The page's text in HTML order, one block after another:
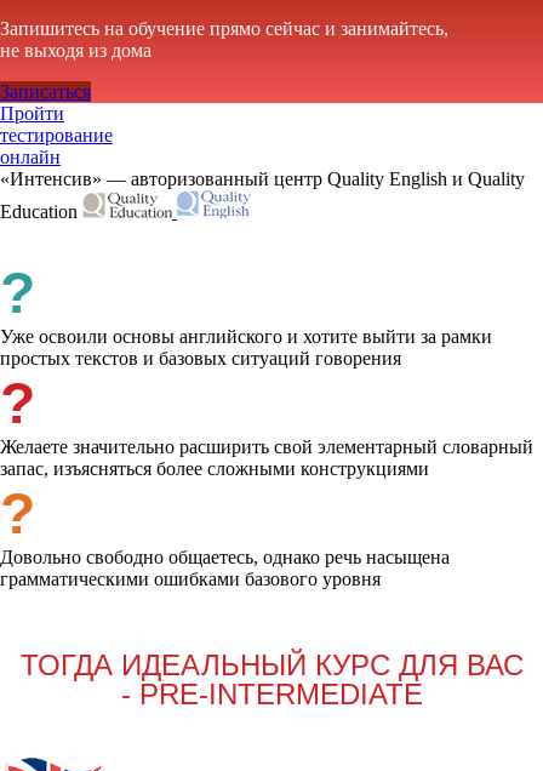
Запишитесь на обучение прямо сейчас и занимайтесь,
не выходя из дома
Записаться
Пройти
тестирование
онлайн
«Интенсив» — авторизованный центр Quality English и Quality
Education
?
Уже освоили основы английского и хотите выйти за рамки
простых текстов и базовых ситуаций говорения
?
Желаете значительно расширить свой элементарный словарный
запас, изъясняться более сложными конструкциями
?
Довольно свободно общаетесь, однако речь насыщена
грамматическими ошибками базового уровня
ТОГДА ИДЕАЛЬНЫЙ КУРС ДЛЯ ВАС
- PRE-INTERMEDIATE